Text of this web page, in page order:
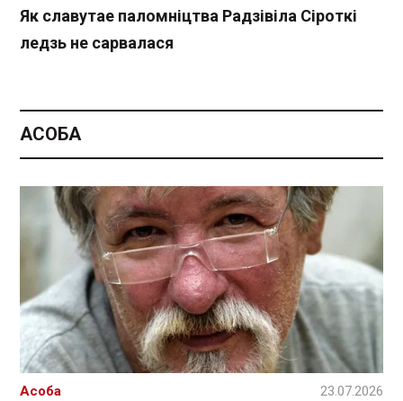
Як славутае паломніцтва Радзівіла Сіроткі
ледзь не сарвалася
АСОБА
Асоба 23.07.2026